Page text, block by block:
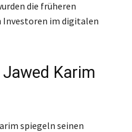
die früheren
im digitalen
Karim
spiegeln seinen